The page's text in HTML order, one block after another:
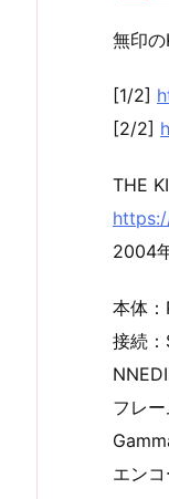
無印の
[1/2]
[2/2]
THE
2004
本体
接続
フレ
エン